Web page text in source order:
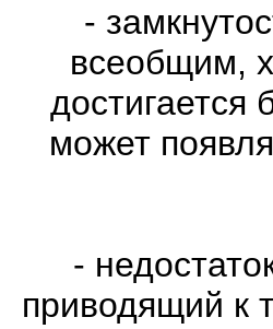
-
всеобщим,
достигается
может
-
приводящий к